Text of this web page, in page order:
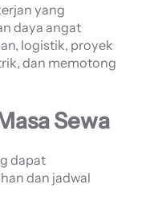
yang
daya angat
logistik, proyek
dan memotong
Sewa
dapat
dan jadwal